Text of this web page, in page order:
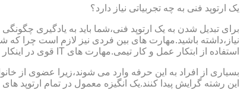
یک ارتوپد فنی به چه تجربیاتی نیاز دارد؟
برای تبدیل شدن به یک ارتوپد فنی،شما باید به یادگیری
نیاز،داشته باشید.مهارت های بین فردی نیز لازم است چرا که
استفاده از ابتکار عمل و کار تیمی.مهارت های IT قوی در اینکار در حال پر رنگ تر شدن است،زیرا فناوری کامپیوتری تبدیل به بخش قابل توجهی از فرایند تولید ابزارهای مربوط به ارتوپدی فنی می شود.
بسیاری از افراد به این حرفه وارد می شوند،زیرا عضوی از
این رشته گرایش پیدا کنند.یک انگیزه معمول در تمام ارتوپد